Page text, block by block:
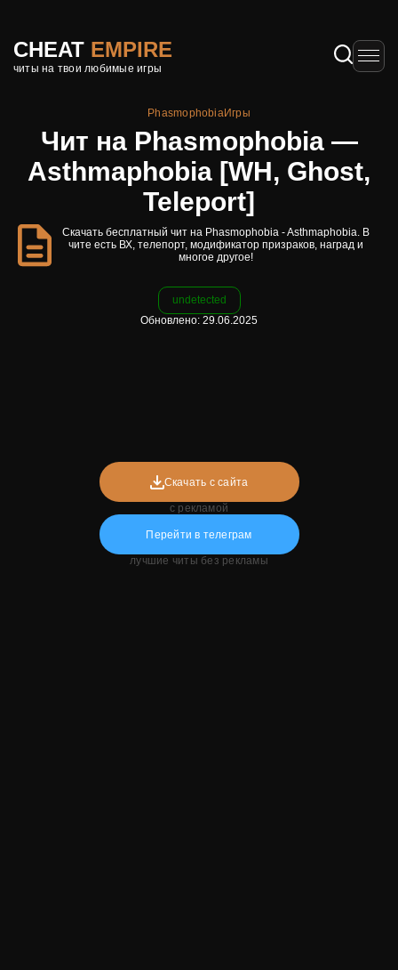
CHEAT EMPIRE
читы на твои любимые игры
PhasmophobiaИгры
Чит на Phasmophobia —
Asthmaphobia [WH, Ghost,
Teleport]
Скачать бесплатный чит на Phasmophobia - Asthmaphobia. В
чите есть ВХ, телепорт, модификатор призраков, наград и
многое другое!
undetected
Обновлено: 29.06.2025
Скачать с сайта
с рекламой
Перейти в телеграм
лучшие читы без рекламы